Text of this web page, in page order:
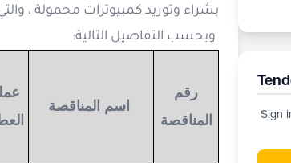
بشراء وتوريد كمبيوترات محمولة ،
وبحسب التفاصيل التالية:
رقم
المناقصة
Sign